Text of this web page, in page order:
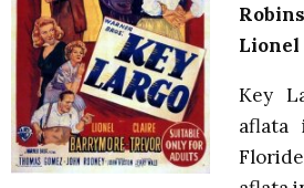
Key
aflata